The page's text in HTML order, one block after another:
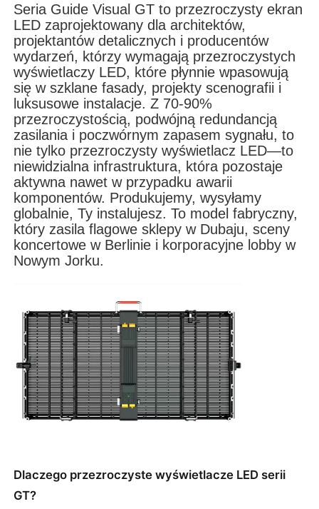
Produkty
Filmy
Pokaz VR
O nas
Wycieczka po fabryce
Kontrola jakości
Nowości
Sprawy
Poproś o wycenę
Seria Guide Visual GT to przezroczysty ekran
LED zaprojektowany dla architektów,
projektantów detalicznych i producentów
wydarzeń, którzy wymagają przezroczystych
wyświetlaczy LED, które płynnie wpasowują
się w szklane fasady, projekty scenografii i
luksusowe instalacje. Z 70-90%
przezroczystością, podwójną redundancją
zasilania i poczwórnym zapasem sygnału, to
nie tylko przezroczysty wyświetlacz LED—to
niewidzialna infrastruktura, która pozostaje
aktywna nawet w przypadku awarii
komponentów. Produkujemy, wysyłamy
globalnie, Ty instalujesz. To model fabryczny,
który zasila flagowe sklepy w Dubaju, sceny
koncertowe w Berlinie i korporacyjne lobby w
Nowym Jorku.
Dlaczego przezroczyste wyświetlacze LED serii
GT?